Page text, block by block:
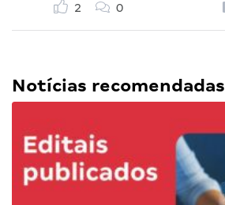
2 0
Notícias recomendadas